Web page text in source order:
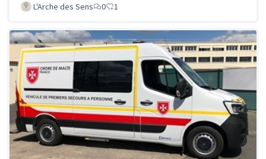
L'Arche des Sens
0 1